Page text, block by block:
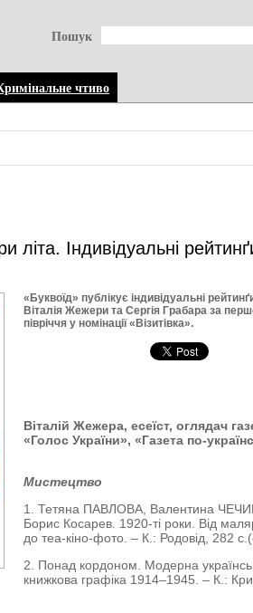
Пошук
чтиво
літа. Індивідуальні
«Буквоїд» публікує індивідуальні
Віталія Жежери та Сергія Грабара за
півріччя у номінації «Візитівка».
Віталій Жежера, есеїст, оглядач
«Голос України», «Газета по-
Мистецтво
1. Тетяна ПАВЛОВА, Валентина
Борис Косарев. 1920-ті роки. Від
до теа-кіно-фото. – К.: Родовід, 282
2. Понад кордоном. Модерна
книжкова графіка 1914–1945. – К.: